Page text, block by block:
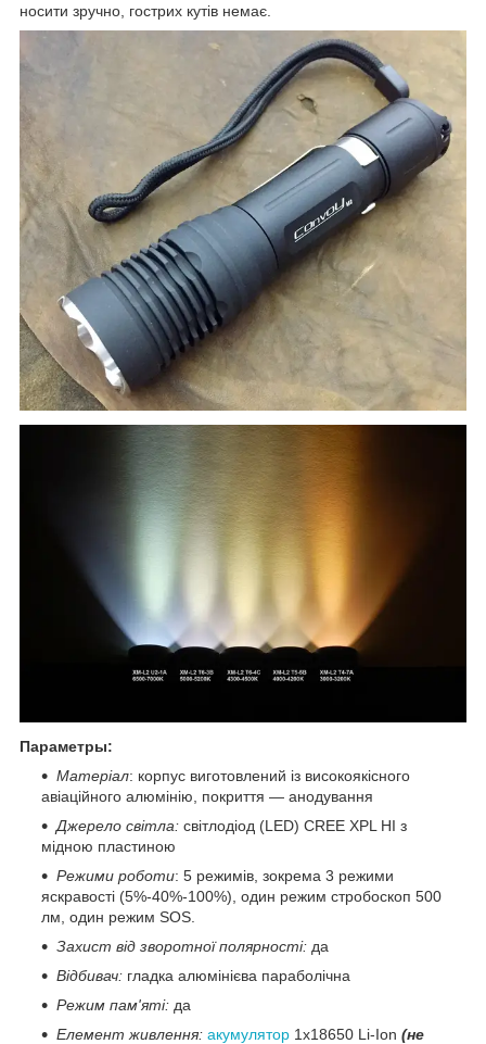
носити зручно, гострих кутів немає.
Параметры:
Матеріал: корпус виготовлений із високоякісного
авіаційного алюмінію, покриття — анодування
Джерело світла: світлодіод (LED) CREE XPL HI з
мідною пластиною
Режими роботи: 5 режимів, зокрема 3 режими
яскравості (5%-40%-100%), один режим стробоскоп 500
лм, один режим SOS.
Захист від зворотної полярності: да
Відбивач: гладка алюмінієва параболічна
Режим пам'яті: да
Елемент живлення: акумулятор 1x18650 Li-Ion (не